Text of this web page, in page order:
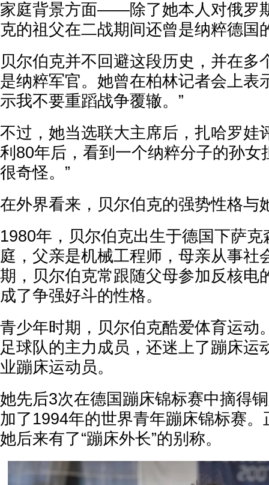
家庭背景方面——除了她本人对俄罗
克的祖父在二战期间还曾是纳粹德国
贝尔伯克并不回避这段历史，并在多
是纳粹军官。她曾在柏林记者会上表
示我不要重蹈战争覆辙。”
不过，她当选联大主席后，扎哈罗娃
利80年后，看到一个纳粹分子的孙女
很奇怪。”
在外界看来，贝尔伯克的强势性格与
1980年，贝尔伯克出生于德国下萨
庭，父亲是机械工程师，母亲从事社
期，贝尔伯克常跟随父母参加反核电
成了争强好斗的性格。
青少年时期，贝尔伯克酷爱体育运动
足球队的主力成员，还迷上了蹦床运
业蹦床运动员。
她先后3次在德国蹦床锦标赛中摘得
加了1994年的世界青年蹦床锦标赛
她后来有了“蹦床外长”的别称。